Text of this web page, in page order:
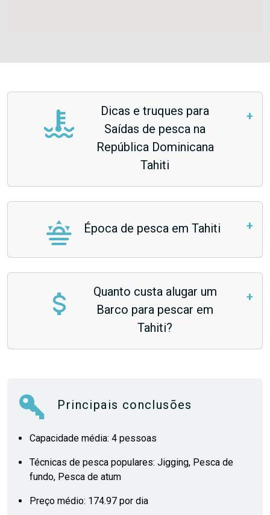
Dicas e truques para
Saídas de pesca na
República Dominicana
Tahiti
Época de pesca em Tahiti
Quanto custa alugar um
Barco para pescar em
Tahiti?
Principais conclusões
Capacidade média: 4 pessoas
Técnicas de pesca populares: Jigging, Pesca de
fundo, Pesca de atum
Preço médio: 174.97 por dia